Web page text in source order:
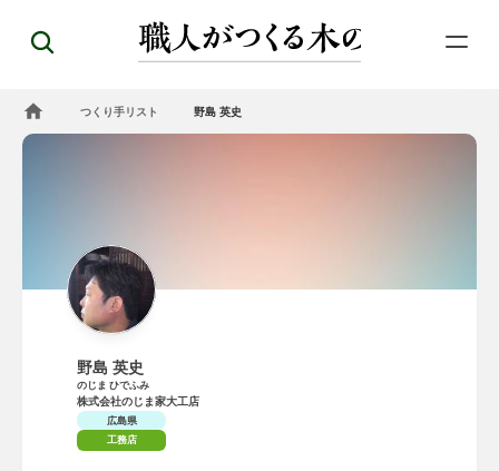
つくり手リスト 野島 英史
野島 英史
のじま ひでふみ
株式会社のじま家大工店
広島県
工務店